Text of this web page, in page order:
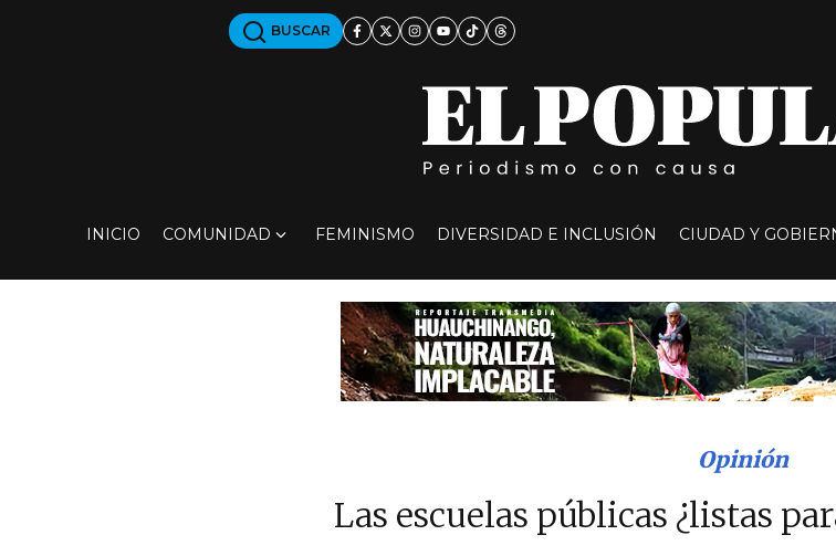
BUSCAR
INICIO COMUNIDAD FEMINISMO DIVERSIDAD E INCLUSIÓN CIUDAD Y
Opinión
Las escuelas públicas ¿listas